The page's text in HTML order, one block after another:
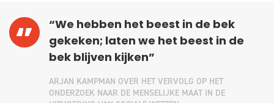
“We hebben het beest in de bek
gekeken; laten we het beest in de
bek blijven kijken”
ARJAN KAMPMAN OVER HET VERVOLG OP HET
ONDERZOEK NAAR DE MENSELIJKE MAAT IN DE